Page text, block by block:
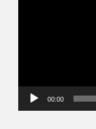
00:00